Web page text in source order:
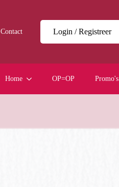
Contact Login / Registreer
Home OP=OP Promo's